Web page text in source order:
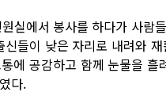
실에서 봉사를 하다가 사람
들이 낮은 자리로 내려와
에 공감하고 함께 눈물을
다.